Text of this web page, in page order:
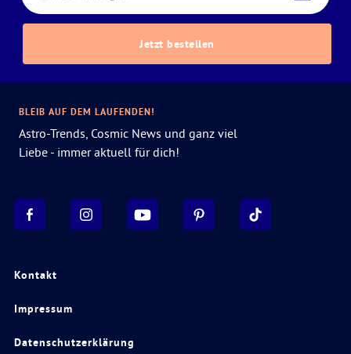
Jetzt bestellen
Kontakt
Impressum
Datenschutzerklärung
BLEIB AUF DEM LAUFENDEN!
Astro-Trends, Cosmic News und ganz viel
Liebe - immer aktuell für dich!